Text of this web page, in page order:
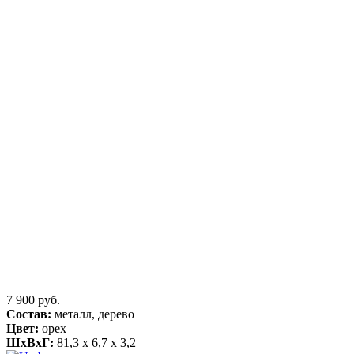
7 900 руб.
Состав: металл, дерево
Цвет: орех
ШхВхГ: 81,3 x 6,7 x 3,2